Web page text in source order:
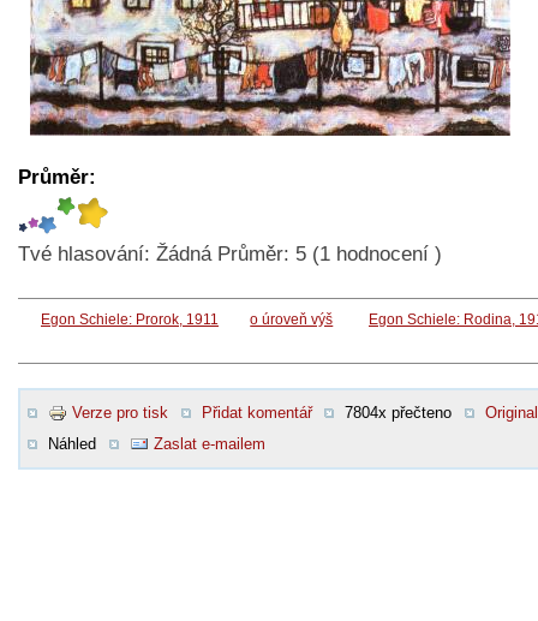
Průměr:
Tvé hlasování: Žádná Průměr: 5 (1 hodnocení )
Egon Schiele: Prorok, 1911 o úroveň výš Egon Schiele: Rodina,
Verze pro tisk Přidat komentář 7804x přečteno
Original
Náhled
Zaslat e-mailem